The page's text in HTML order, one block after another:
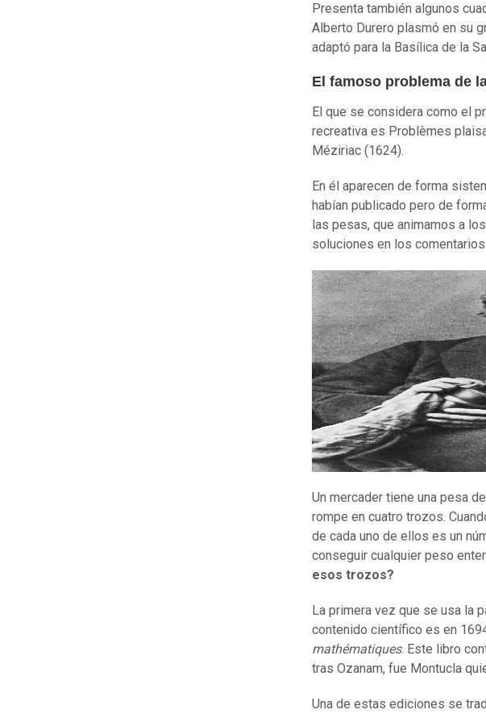
Presenta también algunos
Alberto Durero plasmó en su
adaptó para la Basílica de la
El famoso problema de
El que se considera como el
recreativa es Problèmes
Méziriac (1624).
En él aparecen de forma
habían publicado pero de
las pesas, que animamos a
soluciones en los
Un mercader tiene una pesa
rompe en cuatro trozos.
de cada uno de ellos es un
conseguir cualquier peso
esos trozos?
La primera vez que se usa la
contenido científico es en
mathématiques. Este libro
tras Ozanam, fue Montucla
Una de estas ediciones se